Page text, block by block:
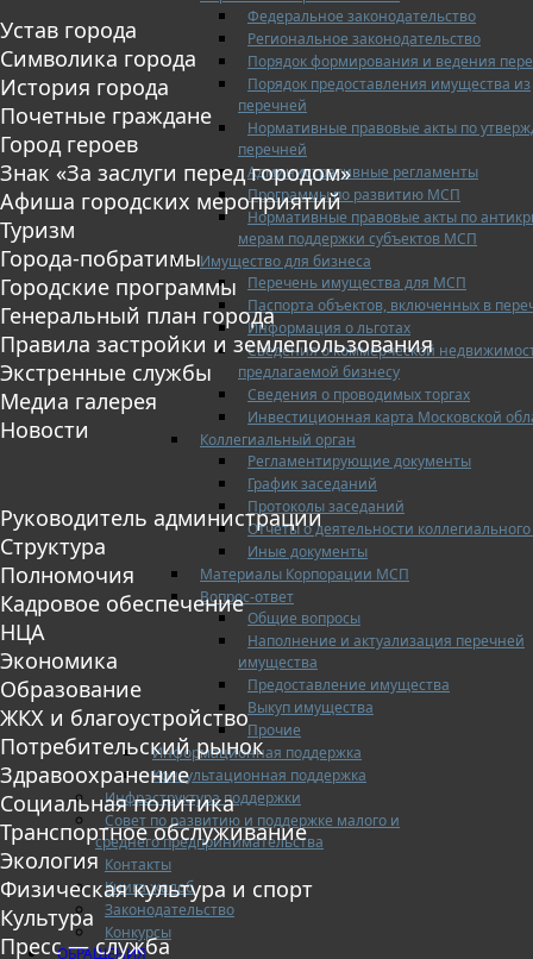
Федеральное законодательство
Региональное законодательство
Порядок формирования и ведения
Порядок предоставления имущества из
перечней
Нормативные правовые акты по
перечней
Административные регламенты
Программы по развитию МСП
Нормативные правовые акты по
мерам поддержки субъектов МСП
Имущество для бизнеса
Перечень имущества для МСП
Паспорта объектов, включенных в
Информация о льготах
Сведения о коммерческой
предлагаемой бизнесу
Сведения о проводимых торгах
Инвестиционная карта Московской
Коллегиальный орган
Регламентирующие документы
График заседаний
Протоколы заседаний
Отчеты о деятельности
Иные документы
Материалы Корпорации МСП
Вопрос-ответ
Общие вопросы
Наполнение и актуализация перечней
имущества
Предоставление имущества
Выкуп имущества
Прочие
Информационная поддержка
Консультационная поддержка
Инфраструктура поддержки
Совет по развитию и поддержке малого и
среднего предпринимательства
Контакты
Книга жалоб
Законодательство
Конкурсы
ОБРАЩЕНИЯ
Устав города
Символика города
История города
Почетные граждане
Город героев
Знак «За заслуги перед городом»
Афиша городских мероприятий
Туризм
Города-побратимы
Городские программы
Генеральный план города
Правила застройки и землепользования
Экстренные службы
Медиа галерея
Новости
Руководитель администрации
Структура
Полномочия
Кадровое обеспечение
НЦА
Экономика
Образование
ЖКХ и благоустройство
Потребительский рынок
Здравоохранение
Социальная политика
Транспортное обслуживание
Экология
Физическая культура и спорт
Культура
Пресс — служба